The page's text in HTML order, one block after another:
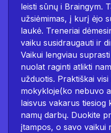
leisti sūnų i Braingym.
užsiėmimas, į kurį ėjo
laukė. Treneriai
vaiku susidraugauti ir
Vaikui lengviau
nuolat raginti atlikti
užduotis. Praktiškai
mokykloje(ko nebuvo
laisvus vakarus
namų darbų. Duokite
įtampos, o savo vaikui